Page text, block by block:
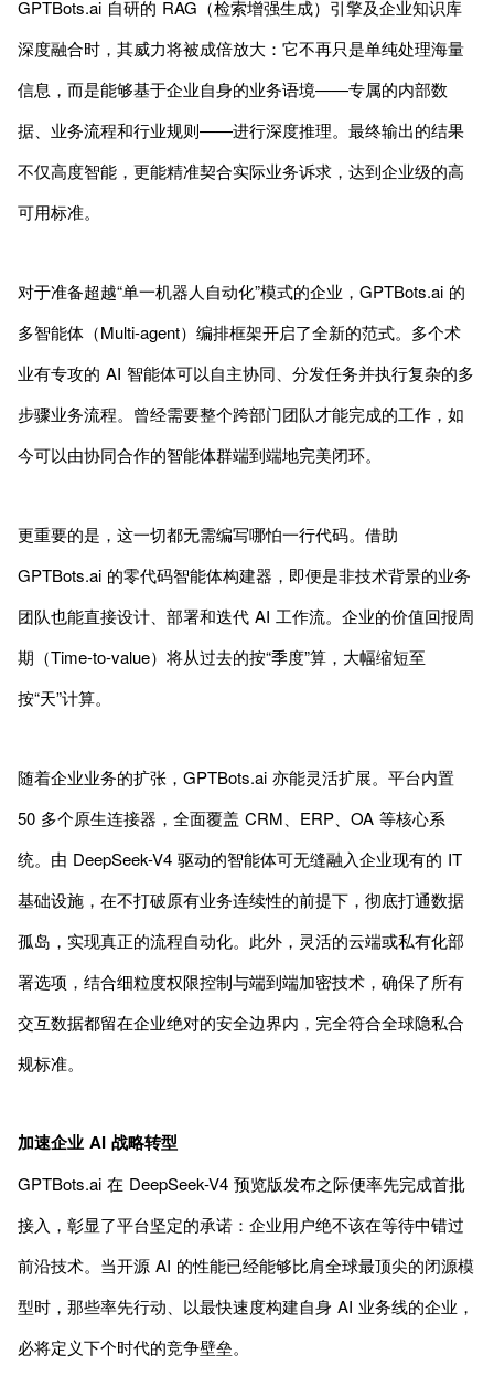
GPTBots.ai 自研的 RAG（检索增强生成）引擎及企业知识库
深度融合时，其威力将被成倍放大：它不再只是单纯处理海量
信息，而是能够基于企业自身的业务语境——专属的内部数
据、业务流程和行业规则——进行深度推理。最终输出的结果
不仅高度智能，更能精准契合实际业务诉求，达到企业级的高
可用标准。
对于准备超越“单一机器人自动化”模式的企业，GPTBots.ai 的
多智能体（Multi-agent）编排框架开启了全新的范式。多个术
业有专攻的 AI 智能体可以自主协同、分发任务并执行复杂的多
步骤业务流程。曾经需要整个跨部门团队才能完成的工作，如
今可以由协同合作的智能体群端到端地完美闭环。
更重要的是，这一切都无需编写哪怕一行代码。借助
GPTBots.ai 的零代码智能体构建器，即便是非技术背景的业务
团队也能直接设计、部署和迭代 AI 工作流。企业的价值回报周
期（Time-to-value）将从过去的按“季度”算，大幅缩短至
按“天”计算。
随着企业业务的扩张，GPTBots.ai 亦能灵活扩展。平台内置
50 多个原生连接器，全面覆盖 CRM、ERP、OA 等核心系
统。由 DeepSeek-V4 驱动的智能体可无缝融入企业现有的 IT
基础设施，在不打破原有业务连续性的前提下，彻底打通数据
孤岛，实现真正的流程自动化。此外，灵活的云端或私有化部
署选项，结合细粒度权限控制与端到端加密技术，确保了所有
交互数据都留在企业绝对的安全边界内，完全符合全球隐私合
规标准。
加速企业 AI 战略转型
GPTBots.ai 在 DeepSeek-V4 预览版发布之际便率先完成首批
接入，彰显了平台坚定的承诺：企业用户绝不该在等待中错过
前沿技术。当开源 AI 的性能已经能够比肩全球最顶尖的闭源模
型时，那些率先行动、以最快速度构建自身 AI 业务线的企业，
必将定义下个时代的竞争壁垒。